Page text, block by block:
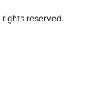
reserved.